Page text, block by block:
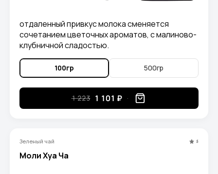
отдаленный привкус молока сменяется
сочетанием цветочных ароматов, с малиново-
клубничной сладостью.
100гр 500гр
1 223 1 101 ₽
Зеленый чай 5
Моли Хуа Ча